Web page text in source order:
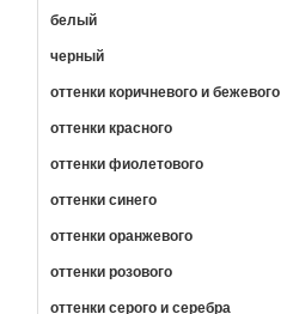
белый
черный
оттенки коричневого и бежевого
оттенки красного
оттенки фиолетового
оттенки синего
оттенки оранжевого
оттенки розового
оттенки серого и серебра